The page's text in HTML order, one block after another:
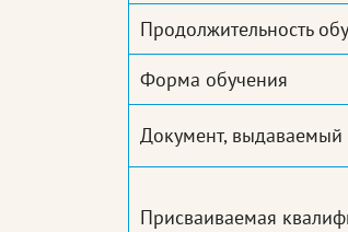
Продолжительность
Форма обучения
Документ, выдаваемый
Присваиваемая